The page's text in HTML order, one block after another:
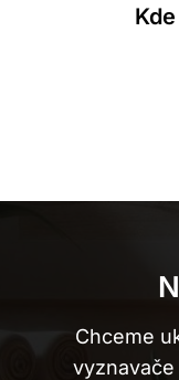
3
Chceme